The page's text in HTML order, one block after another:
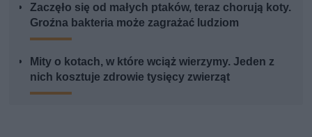
Zaczęło się od małych ptaków, teraz chorują koty.
Groźna bakteria może zagrażać ludziom
Mity o kotach, w które wciąż wierzymy. Jeden z
nich kosztuje zdrowie tysięcy zwierząt